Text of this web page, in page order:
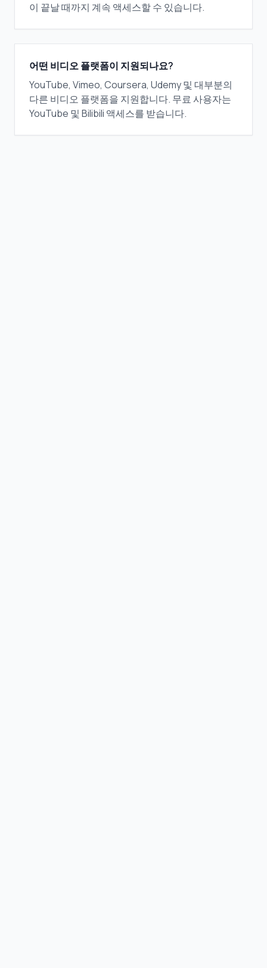
이 끝날 때까지 계속 액세스할 수 있습니다.
어떤 비디오 플랫폼이 지원되나요?
YouTube, Vimeo, Coursera, Udemy 및 대부분의
다른 비디오 플랫폼을 지원합니다. 무료 사용자는
YouTube 및 Bilibili 액세스를 받습니다.